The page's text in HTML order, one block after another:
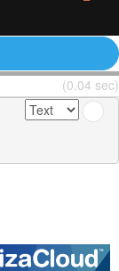
(0.04 sec)